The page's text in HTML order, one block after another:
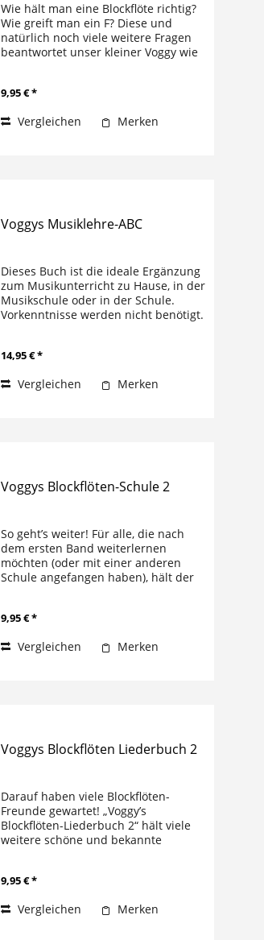
Wie hält man eine Blockflöte richtig?
Wie greift man ein F? Diese und
natürlich noch viele weitere Fragen
beantwortet unser kleiner Voggy wie
Eigens für diese Schule...
9,95 € *
Vergleichen Merken
Voggys Musiklehre-ABC
Dieses Buch ist die ideale Ergänzung
zum Musikunterricht zu Hause, in der
Musikschule oder in der Schule.
Vorkenntnisse werden nicht benötigt.
kindgerechten Art die Grundlagen
14,95 € *
Vergleichen Merken
Voggys Blockflöten-Schule 2
So geht’s weiter! Für alle, die nach
dem ersten Band weiterlernen
möchten (oder mit einer anderen
Schule angefangen haben), hält der
zweiten Band der Blockflötenschule...
9,95 € *
Vergleichen Merken
Voggys Blockflöten Liederbuch 2
Darauf haben viele Blockflöten-
Freunde gewartet! „Voggy’s
Blockflöten-Liederbuch 2“ hält viele
weitere schöne und bekannte
stellt hier einige der beliebtesten...
9,95 € *
Vergleichen Merken